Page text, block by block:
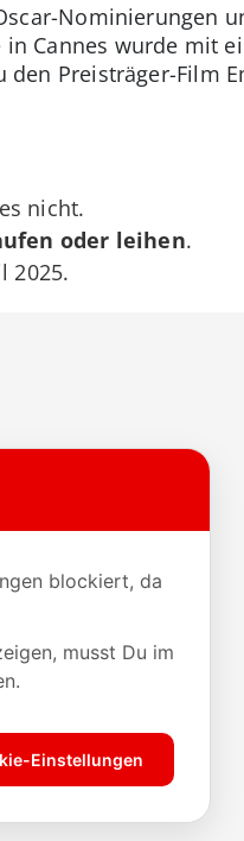
Nominierungen
Cannes wurde mit
Preisträger-Film
nicht.
oder leihen.
2025.